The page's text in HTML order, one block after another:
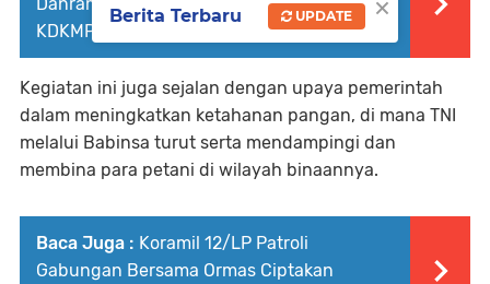
KDKMP Sumber Mulyo
Kegiatan ini juga sejalan dengan upaya pemerintah
dalam meningkatkan ketahanan pangan, di mana TNI
melalui Babinsa turut serta mendampingi dan
membina para petani di wilayah binaannya.
Baca Juga : Koramil 12/LP Patroli
Gabungan Bersama Ormas Ciptakan
Berita Terbaru UPDATE